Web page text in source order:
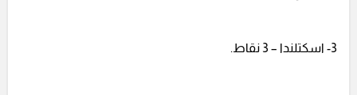
3- اسكتلندا – 3 نقاط.